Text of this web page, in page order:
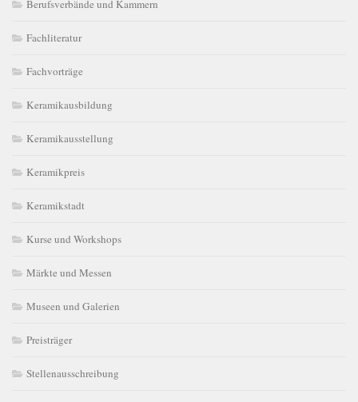
Berufsverbände und Kammern
Fachliteratur
Fachvorträge
Keramikausbildung
Keramikausstellung
Keramikpreis
Keramikstadt
Kurse und Workshops
Märkte und Messen
Museen und Galerien
Preisträger
Stellenausschreibung